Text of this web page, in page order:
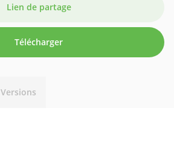
Lien de partage
Télécharger
Versions